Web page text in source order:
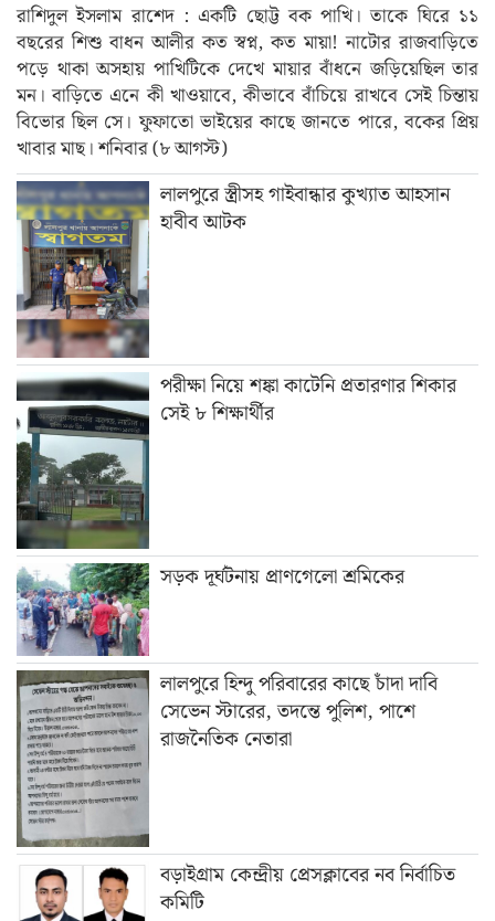
রাশিদুল ইসলাম রাশেদ : একটি ছোট্ট বক পাখি। তাকে ঘিরে ১১
বছরের শিশু বাধন আলীর কত স্বপ্ন, কত মায়া! নাটোর রাজবাড়িতে
পড়ে থাকা অসহায় পাখিটিকে দেখে মায়ার বাঁধনে জড়িয়েছিল তার
মন। বাড়িতে এনে কী খাওয়াবে, কীভাবে বাঁচিয়ে রাখবে সেই চিন্তায়
বিভোর ছিল সে। ফুফাতো ভাইয়ের কাছে জানতে পারে, বকের প্রিয়
খাবার মাছ। শনিবার (৮ আগস্ট)
লালপুরে স্ত্রীসহ গাইবান্ধার কুখ্যাত আহসান
হাবীব আটক
পরীক্ষা নিয়ে শঙ্কা কাটেনি প্রতারণার শিকার
সেই ৮ শিক্ষার্থীর
সড়ক দূর্ঘটনায় প্রাণগেলো শ্রমিকের
লালপুরে হিন্দু পরিবারের কাছে চাঁদা দাবি
সেভেন স্টারের, তদন্তে পুলিশ, পাশে
রাজনৈতিক নেতারা
বড়াইগ্রাম কেন্দ্রীয় প্রেসক্লাবের নব নির্বাচিত
কমিটি